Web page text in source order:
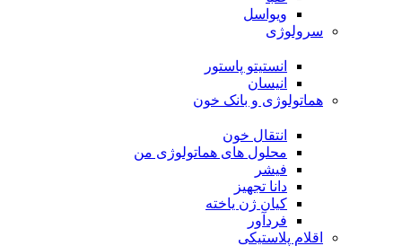
ویواسل
سرولوژی
انستیتو پاستور
انیسان
هماتولوژی و بانک خون
انتقال خون
محلول های هماتولوژی من
فیشر
دانا تجهیز
کیان ژن یاخته
فردآور
اقلام پلاستیکی